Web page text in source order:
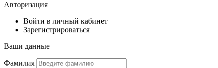
Авторизация
Войти в личный кабинет
Зарегистрироваться
Ваши данные
Фамилия